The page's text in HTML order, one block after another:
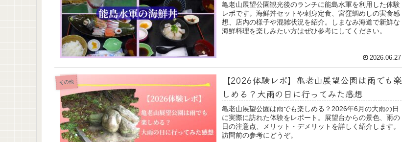
亀老山展望公園観光後のランチに能島水軍を利用した体験
レポです。海鮮丼セットや刺身定食、宮窪鯛めしの実食感
想、店内の様子や混雑状況を紹介。しまなみ海道で新鮮な
海鮮料理を楽しみたい方はぜひ参考にしてください。
2026.06.27
その他
【2026体験レポ】亀老山展望公園は雨でも楽
しめる？大雨の日に行ってみた感想
亀老山展望公園は雨でも楽しめる？2026年6月の大雨の日
に実際に訪れた体験をレポート。展望台からの景色、雨の
日の注意点、メリット・デメリットを詳しく紹介します。
訪問前の参考にどうぞ。